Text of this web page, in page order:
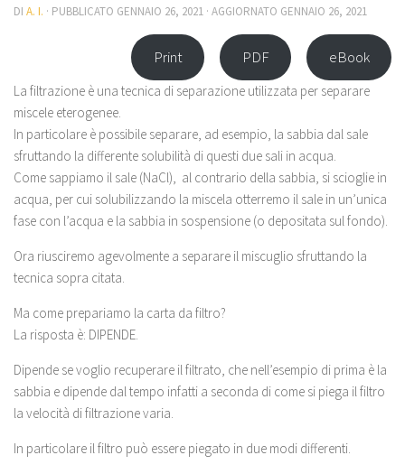
DI A. I. · PUBBLICATO GENNAIO 26, 2021 · AGGIORNATO GENNAIO 26, 2021
Print PDF eBook
La filtrazione è una tecnica di separazione utilizzata per separare
miscele eterogenee.
In particolare è possibile separare, ad esempio, la sabbia dal sale
sfruttando la differente solubilità di questi due sali in acqua.
Come sappiamo il sale (NaCl), al contrario della sabbia, si scioglie in
acqua, per cui solubilizzando la miscela otterremo il sale in un’unica
fase con l’acqua e la sabbia in sospensione (o depositata sul fondo).
Ora riusciremo agevolmente a separare il miscuglio sfruttando la
tecnica sopra citata.
Ma come prepariamo la carta da filtro?
La risposta è: DIPENDE.
Dipende se voglio recuperare il filtrato, che nell’esempio di prima è la
sabbia e dipende dal tempo infatti a seconda di come si piega il filtro
la velocità di filtrazione varia.
In particolare il filtro può essere piegato in due modi differenti.